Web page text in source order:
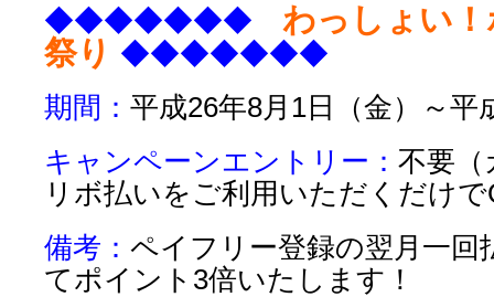
◆◆◆◆◆◆◆ わっしょい
祭り ◆◆◆◆◆◆◆
期間： 平成26年8月1日（金）～平
キャンペーンエントリー： 不要（
リボ払いをご利用いただくだけで
備考： ペイフリー登録の翌月一回
てポイント3倍いたします！